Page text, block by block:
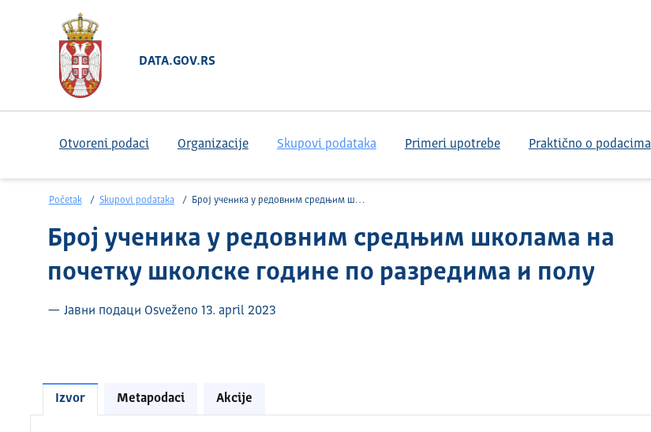
DATA.GOV.RS
Otvoreni podaci Organizacije Skupovi podataka Primeri upotrebe Praktično o podacima
Početak Skupovi podataka Број ученика у редовним средњим школама на почетку школске године по разредима и полу
Број ученика у редовним средњим школама на
почетку школске године по разредима и полу
— Јавни подаци Osveženo 13. april 2023
Izvor Metapodaci Akcije